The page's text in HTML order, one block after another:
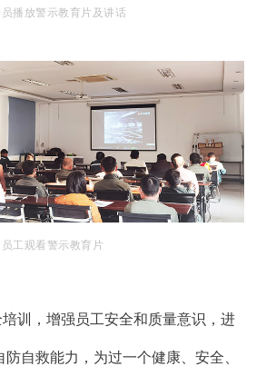
播放警示教育片及讲话
员工观看警示教育片
训，增强员工安全和质量意识，进
自救能力，为过一个健康、安全、